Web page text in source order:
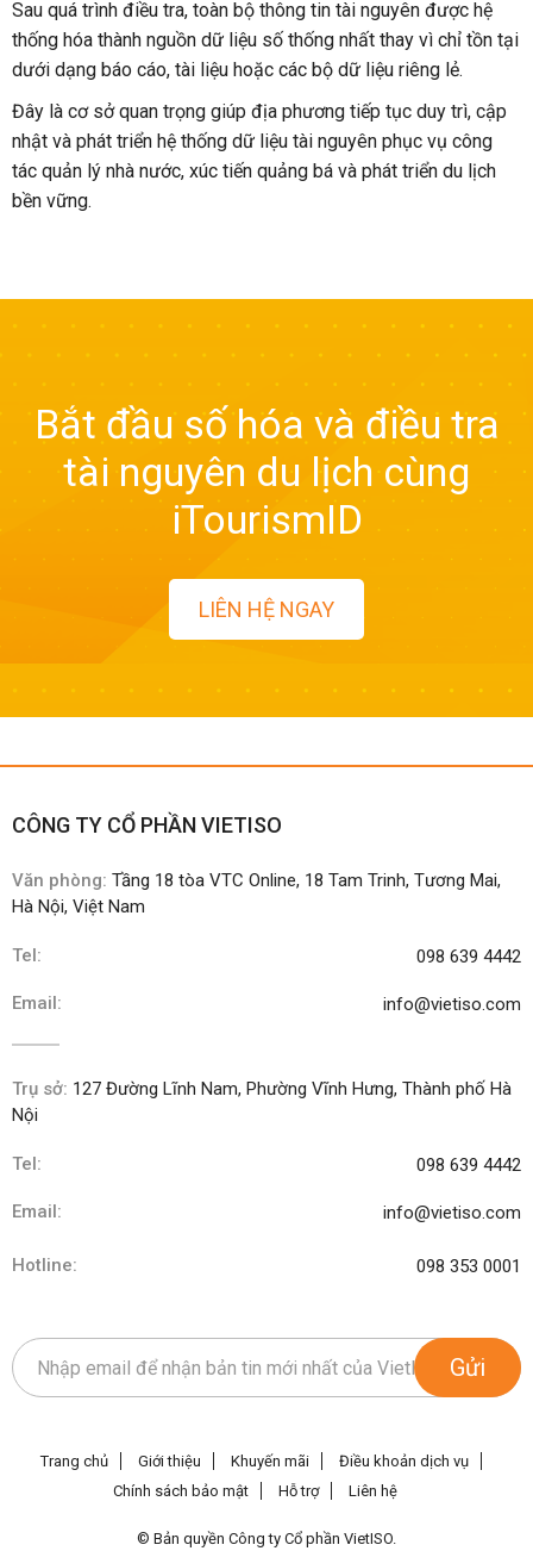
Sau quá trình điều tra, toàn bộ thông tin tài nguyên được hệ
thống hóa thành nguồn dữ liệu số thống nhất thay vì chỉ tồn tại
dưới dạng báo cáo, tài liệu hoặc các bộ dữ liệu riêng lẻ.
Đây là cơ sở quan trọng giúp địa phương tiếp tục duy trì, cập
nhật và phát triển hệ thống dữ liệu tài nguyên phục vụ công
tác quản lý nhà nước, xúc tiến quảng bá và phát triển du lịch
bền vững.
Bắt đầu số hóa và điều tra
tài nguyên du lịch cùng
iTourismID
LIÊN HỆ NGAY
CÔNG TY CỔ PHẦN VIETISO
Văn phòng: Tầng 18 tòa VTC Online, 18 Tam Trinh, Tương Mai,
Hà Nội, Việt Nam
Tel: 098 639 4442
Email: info@vietiso.com
Trụ sở: 127 Đường Lĩnh Nam, Phường Vĩnh Hưng, Thành phố Hà
Nội
Tel: 098 639 4442
Email: info@vietiso.com
Hotline: 098 353 0001
Gửi
Trang chủ Giới thiệu Khuyến mãi
Điều khoản dịch vụ
Chính sách bảo mật
Hỗ trợ Liên hệ
© Bản quyền Công ty Cổ phần VietISO.